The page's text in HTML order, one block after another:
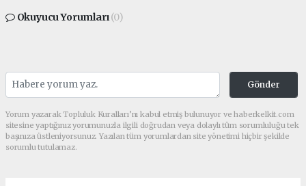
Okuyucu Yorumları(0)
Gönder
Yorum yazarak Topluluk Kuralları’nı kabul etmiş bulunuyor ve haberkelkit.com
sitesine yaptığınız yorumunuzla ilgili doğrudan veya dolaylı tüm sorumluluğu tek
başınıza üstleniyorsunuz. Yazılan tüm yorumlardan site yönetimi hiçbir şekilde
sorumlu tutulamaz.